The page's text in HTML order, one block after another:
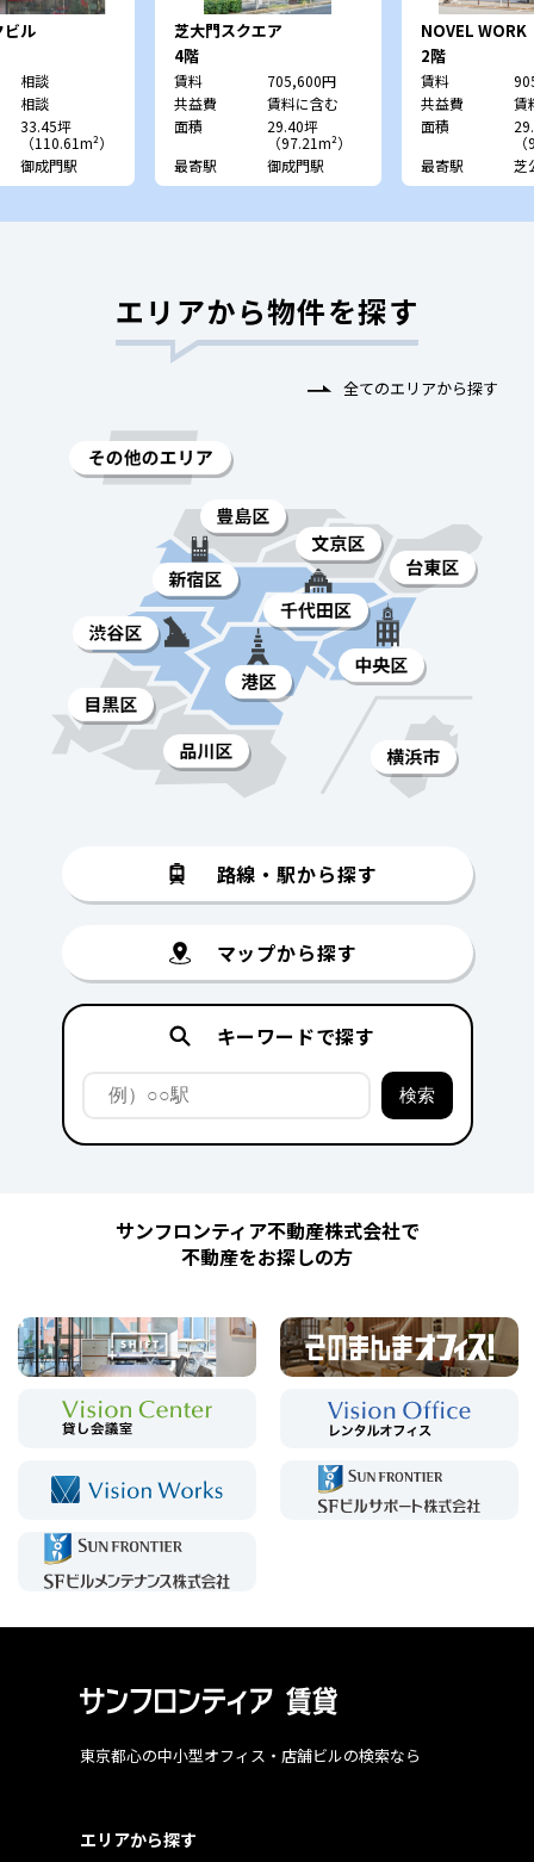
ビル
相談
相談
33.45坪
（110.61m²）
御成門駅
芝大門スクエア
4階
賃料
705,600円
共益費
賃料に含む
面積
29.40坪
（97.21m²）
最寄駅
御成門駅
NOVEL WORK
Shibakoen
2階
賃料
共益費
賃
面積
最寄駅
芝
エリアから物件を探す
全てのエリアから探す
路線・駅から探す
マップから探す
キーワードで探す
サンフロンティア不動産株式会社で
不動産をお探しの方
東京都心の中小型オフィス・店舗ビルの検索なら
エリアから探す